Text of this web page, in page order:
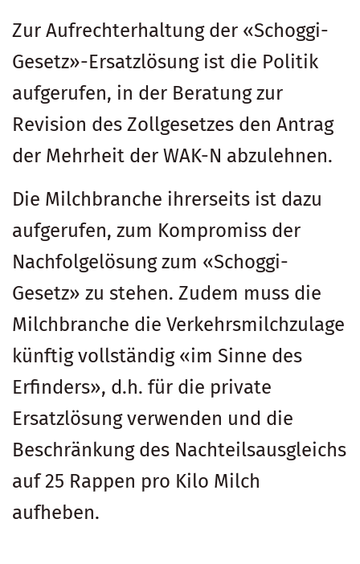
Zur Aufrechterhaltung der «Schoggi-
Gesetz»-Ersatzlösung ist die Politik
aufgerufen, in der Beratung zur
Revision des Zollgesetzes den Antrag
der Mehrheit der WAK-N abzulehnen.
Die Milchbranche ihrerseits ist dazu
aufgerufen, zum Kompromiss der
Nachfolgelösung zum «Schoggi-
Gesetz» zu stehen. Zudem muss die
Milchbranche die Verkehrsmilchzulage
künftig vollständig «im Sinne des
Erfinders», d.h. für die private
Ersatzlösung verwenden und die
Beschränkung des Nachteilsausgleichs
auf 25 Rappen pro Kilo Milch
aufheben.